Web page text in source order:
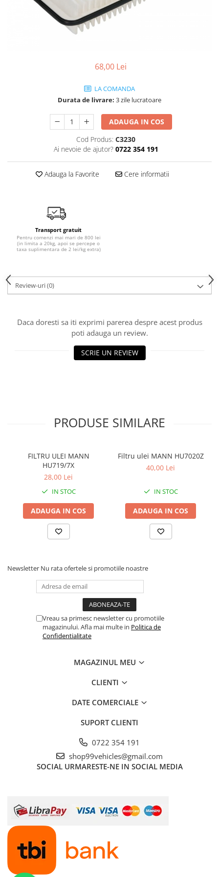
68,00 Lei
LA COMANDA
Durata de livrare: 3 zile lucratoare
ADAUGA IN COS
Cod Produs: C3230
Ai nevoie de ajutor? 0722 354 191
Adauga la Favorite Cere informatii
Transport gratuit
Pentru comenzi mai mari de 800 lei
(in limita a 20kg, apoi se percepe o
taxa suplimentara de 2 lei/kg extra)
Review-uri(0)
Daca doresti sa iti exprimi parerea despre acest produs
poti adauga un review.
SCRIE UN REVIEW
PRODUSE SIMILARE
FILTRU ULEI MANN
HU719/7X
28,00 Lei
IN STOC
ADAUGA IN COS
Filtru ulei MANN HU7020Z
40,00 Lei
IN STOC
ADAUGA IN COS
Newsletter Nu rata ofertele si promotiile noastre
Vreau sa primesc newsletter cu promotiile
magazinului. Afla mai multe in Politica de
Confidentialitate
MAGAZINUL MEU
CLIENTI
DATE COMERCIALE
SUPORT CLIENTI
0722 354 191
shop99vehicles@gmail.com
SOCIAL URMARESTE-NE IN SOCIAL MEDIA